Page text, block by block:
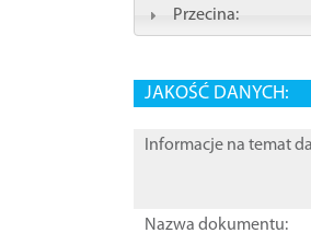
Przecina:
JAKOŚĆ DANYCH:
Informacje na temat
Nazwa dokumentu: